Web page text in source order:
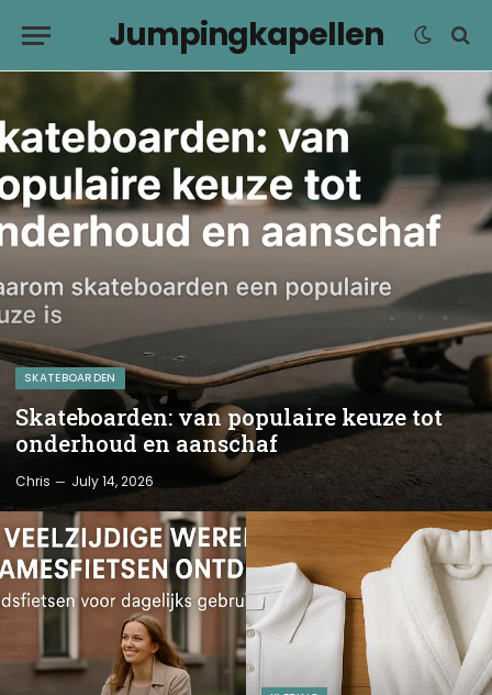
Jumpingkapellen
SKATEBOARDEN
Skateboarden: van populaire keuze tot
onderhoud en aanschaf
Chris July 14, 2026